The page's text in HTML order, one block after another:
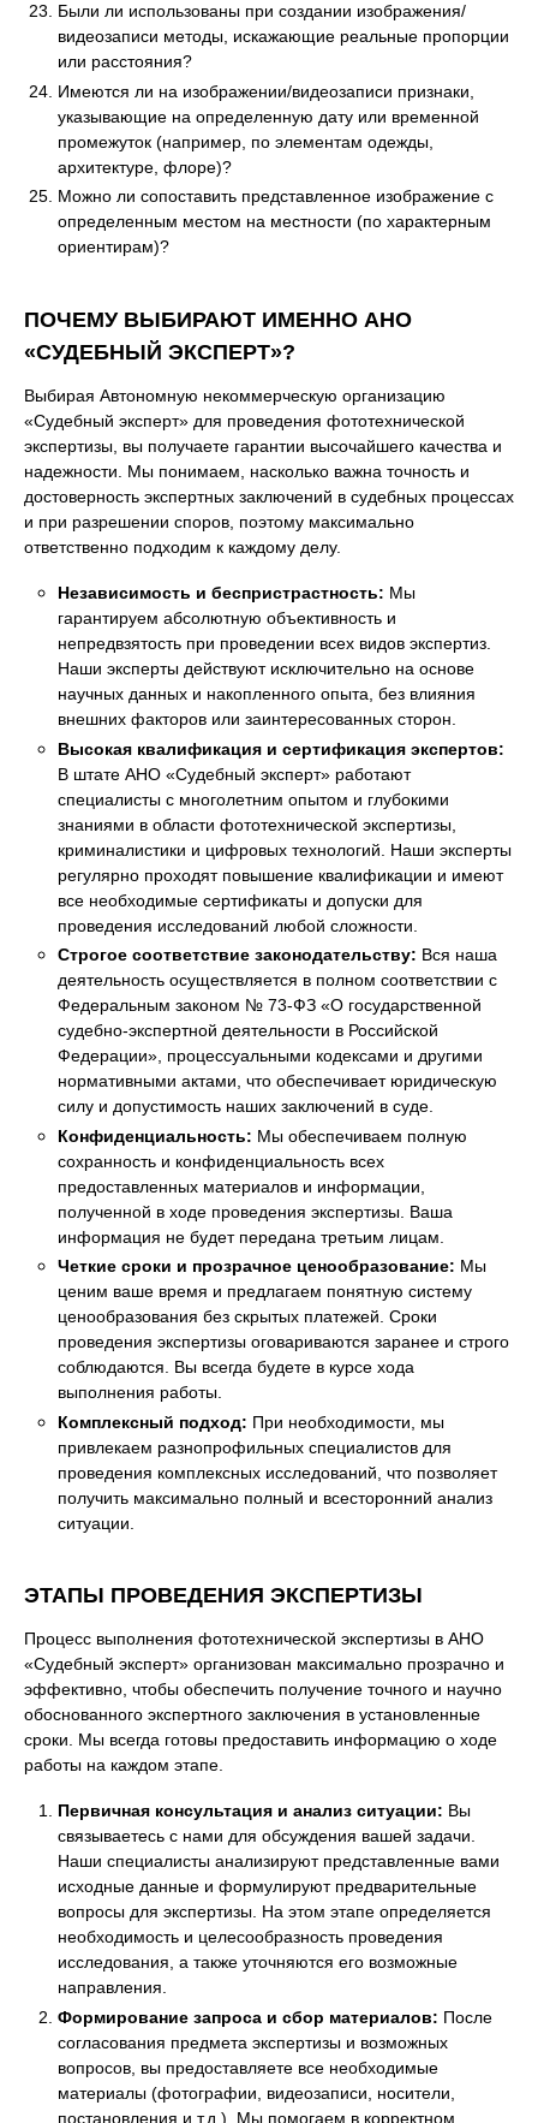
Были ли использованы при создании изображения/
видеозаписи методы, искажающие реальные пропорции
или расстояния?
Имеются ли на изображении/видеозаписи признаки,
указывающие на определенную дату или временной
промежуток (например, по элементам одежды,
архитектуре, флоре)?
Можно ли сопоставить представленное изображение с
определенным местом на местности (по характерным
ориентирам)?
ПОЧЕМУ ВЫБИРАЮТ ИМЕННО АНО
«СУДЕБНЫЙ ЭКСПЕРТ»?
Выбирая Автономную некоммерческую организацию
«Судебный эксперт» для проведения фототехнической
экспертизы, вы получаете гарантии высочайшего качества и
надежности. Мы понимаем, насколько важна точность и
достоверность экспертных заключений в судебных процессах
и при разрешении споров, поэтому максимально
ответственно подходим к каждому делу.
Независимость и беспристрастность: Мы
гарантируем абсолютную объективность и
непредвзятость при проведении всех видов экспертиз.
Наши эксперты действуют исключительно на основе
научных данных и накопленного опыта, без влияния
внешних факторов или заинтересованных сторон.
Высокая квалификация и сертификация экспертов:
В штате АНО «Судебный эксперт» работают
специалисты с многолетним опытом и глубокими
знаниями в области фототехнической экспертизы,
криминалистики и цифровых технологий. Наши эксперты
регулярно проходят повышение квалификации и имеют
все необходимые сертификаты и допуски для
проведения исследований любой сложности.
Строгое соответствие законодательству: Вся наша
деятельность осуществляется в полном соответствии с
Федеральным законом № 73-ФЗ «О государственной
судебно-экспертной деятельности в Российской
Федерации», процессуальными кодексами и другими
нормативными актами, что обеспечивает юридическую
силу и допустимость наших заключений в суде.
Конфиденциальность: Мы обеспечиваем полную
сохранность и конфиденциальность всех
предоставленных материалов и информации,
полученной в ходе проведения экспертизы. Ваша
информация не будет передана третьим лицам.
Четкие сроки и прозрачное ценообразование: Мы
ценим ваше время и предлагаем понятную систему
ценообразования без скрытых платежей. Сроки
проведения экспертизы оговариваются заранее и строго
соблюдаются. Вы всегда будете в курсе хода
выполнения работы.
Комплексный подход: При необходимости, мы
привлекаем разнопрофильных специалистов для
проведения комплексных исследований, что позволяет
получить максимально полный и всесторонний анализ
ситуации.
ЭТАПЫ ПРОВЕДЕНИЯ ЭКСПЕРТИЗЫ
Процесс выполнения фототехнической экспертизы в АНО
«Судебный эксперт» организован максимально прозрачно и
эффективно, чтобы обеспечить получение точного и научно
обоснованного экспертного заключения в установленные
сроки. Мы всегда готовы предоставить информацию о ходе
работы на каждом этапе.
Первичная консультация и анализ ситуации: Вы
связываетесь с нами для обсуждения вашей задачи.
Наши специалисты анализируют представленные вами
исходные данные и формулируют предварительные
вопросы для экспертизы. На этом этапе определяется
необходимость и целесообразность проведения
исследования, а также уточняются его возможные
направления.
Формирование запроса и сбор материалов: После
согласования предмета экспертизы и возможных
вопросов, вы предоставляете все необходимые
материалы (фотографии, видеозаписи, носители,
постановления и т.д.). Мы помогаем в корректном